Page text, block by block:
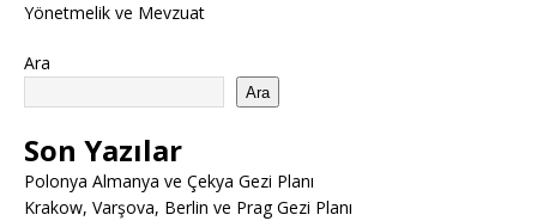
Yönetmelik ve Mevzuat
Ara
Ara
Son Yazılar
Polonya Almanya ve Çekya Gezi Planı
Krakow, Varşova, Berlin ve Prag Gezi Planı